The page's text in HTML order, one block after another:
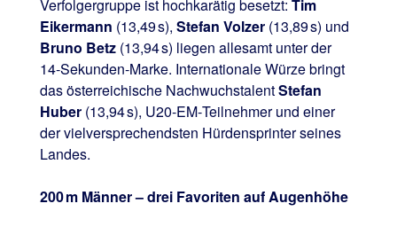
Verfolgergruppe ist hochkarätig besetzt: Tim
Eikermann (13,49 s), Stefan Volzer(13,89 s) und
Bruno Betz(13,94 s) liegen allesamt unter der
14‑Sekunden‑Marke. Internationale Würze bringt
das österreichische NachwuchstalentStefan
Huber(13,94 s), U20‑EM‑Teilnehmer und einer
der vielversprechendsten Hürdensprinter seines
Landes.
200 m Männer – drei Favoriten auf Augenhöhe